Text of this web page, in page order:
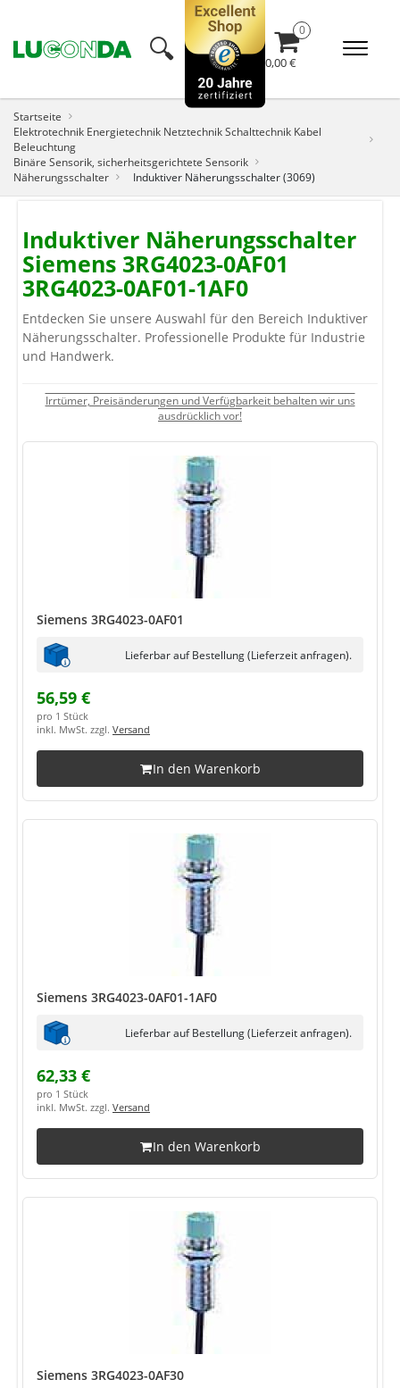
🔍︎ 0,00 €
Startseite
Elektrotechnik Energietechnik Netztechnik Schalttechnik Kabel
Beleuchtung
Binäre Sensorik, sicherheitsgerichtete Sensorik
Näherungsschalter
Induktiver Näherungsschalter (3069)
Induktiver Näherungsschalter
Siemens 3RG4023-0AF01
3RG4023-0AF01-1AF0
Entdecken Sie unsere Auswahl für den Bereich Induktiver
Näherungsschalter. Professionelle Produkte für Industrie
und Handwerk.
Irrtümer, Preisänderungen und Verfügbarkeit behalten wir uns
ausdrücklich vor!
Siemens 3RG4023-0AF01
Lieferbar auf Bestellung (Lieferzeit anfragen).
56,59 €
pro 1 Stück
inkl. MwSt. zzgl. Versand
In den Warenkorb
Siemens 3RG4023-0AF01-1AF0
Lieferbar auf Bestellung (Lieferzeit anfragen).
62,33 €
pro 1 Stück
inkl. MwSt. zzgl. Versand
In den Warenkorb
Siemens 3RG4023-0AF30